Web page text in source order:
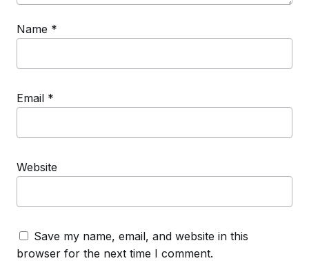
Name *
Email *
Website
Save my name, email, and website in this
browser for the next time I comment.